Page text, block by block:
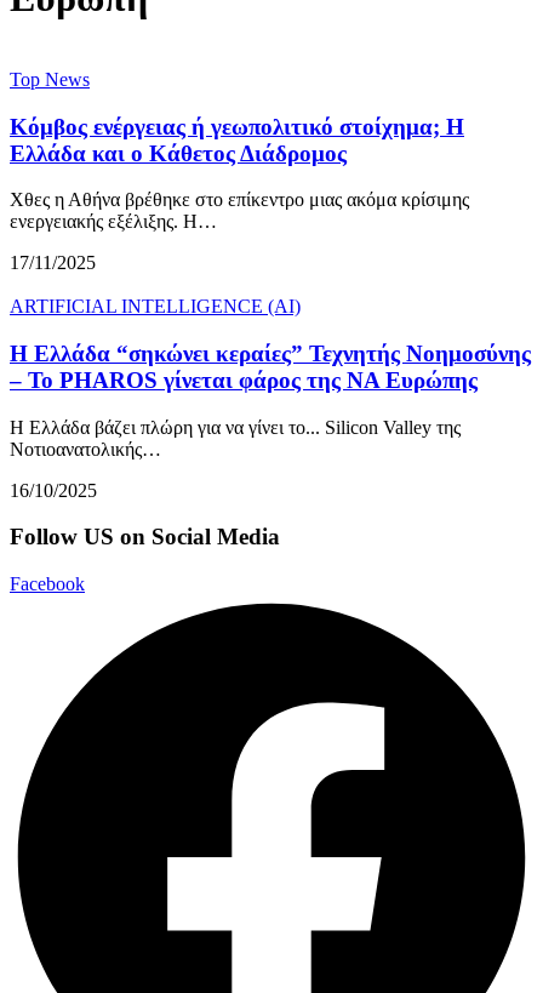
Top News
Κόμβος ενέργειας ή γεωπολιτικό στοίχημα; Η
Ελλάδα και ο Κάθετος Διάδρομος
Χθες η Αθήνα βρέθηκε στο επίκεντρο μιας ακόμα κρίσιμης
ενεργειακής εξέλιξης. Η…
17/11/2025
ARTIFICIAL INTELLIGENCE (AI)
Η Ελλάδα “σηκώνει κεραίες” Τεχνητής Νοημοσύνης
– Το PHAROS γίνεται φάρος της ΝΑ Ευρώπης
Η Ελλάδα βάζει πλώρη για να γίνει το... Silicon Valley της
Νοτιοανατολικής…
16/10/2025
Follow US on Social Media
Facebook